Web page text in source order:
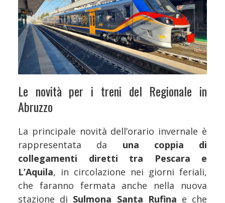
Le novità per i treni del Regionale in
Abruzzo
La principale novità dell’orario invernale è
rappresentata da una coppia di
collegamenti diretti tra Pescara e
L’Aquila, in circolazione nei giorni feriali,
che faranno fermata anche nella nuova
stazione di Sulmona Santa Rufina e che